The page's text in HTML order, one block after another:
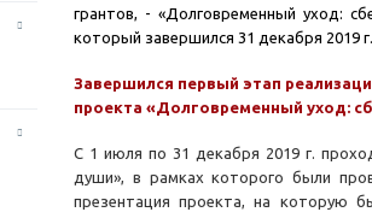
грантов, - «Долговременный уход:
который завершился 31 декабря 2019 г.
Завершился первый этап
проекта «Долговременный уход:
С 1 июля по 31 декабря 2019 г.
души», в рамках которого были
презентация проекта, на которую